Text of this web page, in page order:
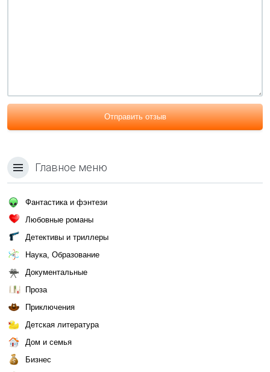
Отправить отзыв
Главное меню
Фантастика и фэнтези
Любовные романы
Детективы и триллеры
Наука, Образование
Документальные
Проза
Приключения
Детская литература
Дом и семья
Бизнес